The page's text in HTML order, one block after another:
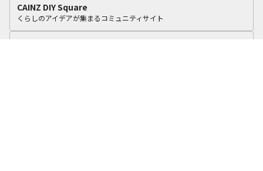
CAINZ DIY Square
くらしのアイデアが集まるコミュニティサイト